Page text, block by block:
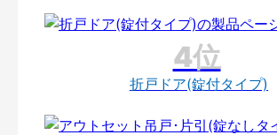
折戸ドア(錠付タイプ)